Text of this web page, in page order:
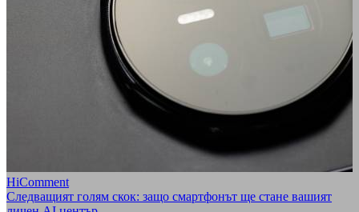
HiComment
Следващият голям скок: защо смартфонът ще стане вашият